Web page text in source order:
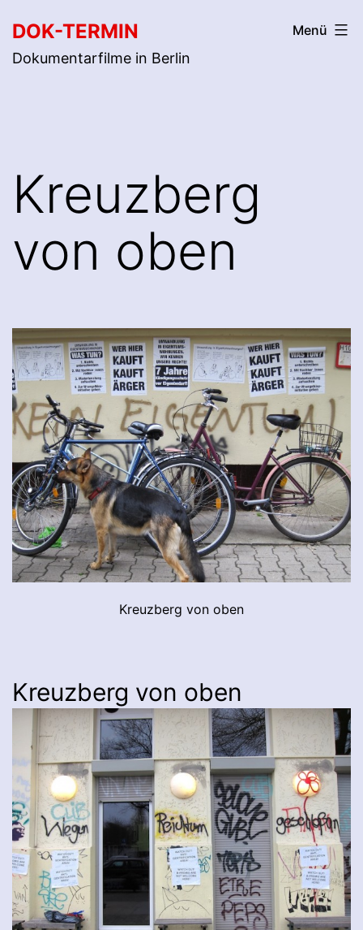
Inhalt
springen
DOK-TERMIN
Dokumentarfilme in Berlin
Menü
Kreuzberg
von oben
Kreuzberg von oben
Kreuzberg von oben